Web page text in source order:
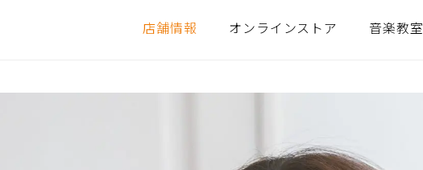
店舗情報 オンラインストア 音楽教室